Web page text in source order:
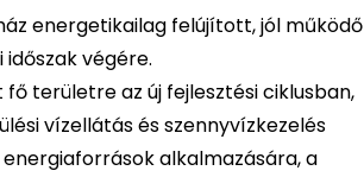
energetikailag felújított, jól működő
végére.
területre az új fejlesztési ciklusban,
vízellátás és szennyvízkezelés
alkalmazására, a